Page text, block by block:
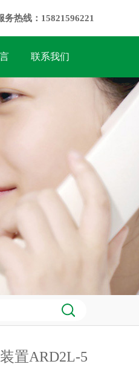
务热线：15821596221
联系我们
置ARD2L-5